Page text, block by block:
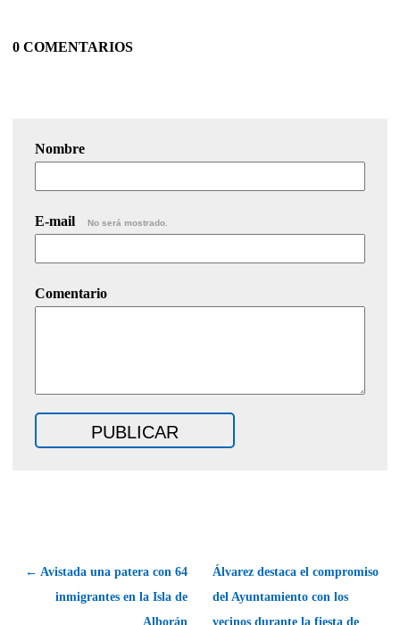
0 COMENTARIOS
Nombre
E-mail No será mostrado.
Comentario
← Avistada una patera con 64
inmigrantes en la Isla de
Alborán
Álvarez destaca el compromiso
del Ayuntamiento con los
vecinos durante la fiesta de